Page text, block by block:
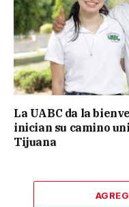
La UABC da la
inician su camino
Tijuana